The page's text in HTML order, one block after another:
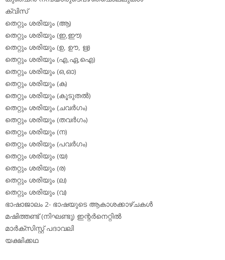
ക്വിസ്
തെറ്റും ശരിയും (ആ)
തെറ്റും ശരിയും (ഇ,ഈ)
തെറ്റും ശരിയും (ഉ, ഊ, ഋ)
തെറ്റും ശരിയും (എ,ഏ,ഐ)
തെറ്റും ശരിയും (ഒ,ഓ)
തെറ്റും ശരിയും (ക)
തെറ്റും ശരിയും (കൂടുതല്‍)
തെറ്റും ശരിയും (ചവര്‍ഗം)
തെറ്റും ശരിയും (തവര്‍ഗം)
തെറ്റും ശരിയും (ന)
തെറ്റും ശരിയും (പവര്‍ഗം)
തെറ്റും ശരിയും (യ)
തെറ്റും ശരിയും (ര)
തെറ്റും ശരിയും (ല)
തെറ്റും ശരിയും (വ)
ഭാഷാജാലം 2- ഭാഷയുടെ ആകാശക്കാഴ്ചകള്‍
മഷിത്തണ്ട് (നിഘണ്ടു) ഇന്റര്‍നെറ്റില്‍
മാര്‍ക്‌സിസ്റ്റ് പദാവലി
യക്ഷിക്കഥ